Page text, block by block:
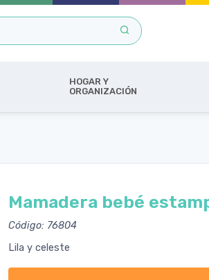
HOGAR Y
ORGANIZACIÓN
Mamadera bebé
Código: 76804
Lila y celeste